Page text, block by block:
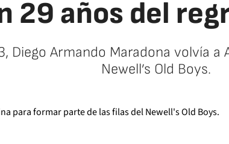
29 años del
Diego Armando Maradona volvía
Newell’s Old Boys.